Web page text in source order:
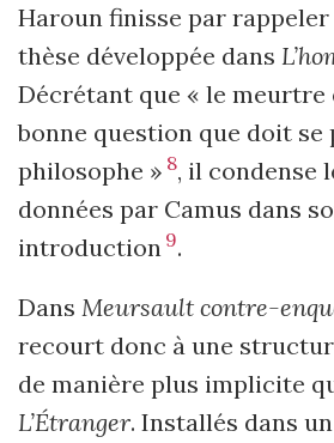
Haroun finisse par rappeler
thèse développée dans
Décrétant que « le meurtre
bonne question que doit se
philosophe » 8, il condense
données par Camus dans
introduction 9.
Dans Meursault contre-
recourt donc à une
de manière plus implicite
L’Étranger. Installés dans